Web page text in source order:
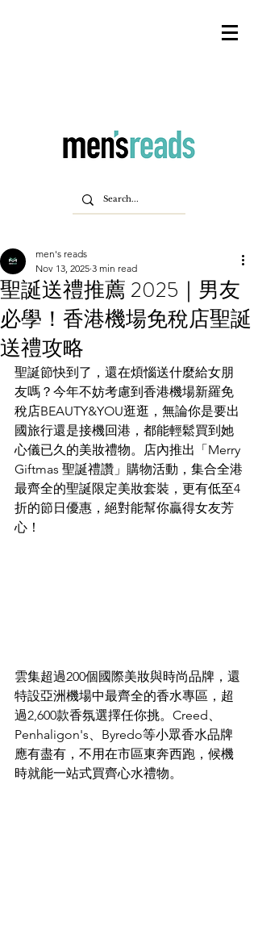
聖誕送禮推薦 2025｜男友
必學！香港機場免稅店聖誕
送禮攻略
men's reads
Nov 13, 2025 3 min read
聖誕節快到了，還在煩惱送什麼給女朋
友嗎？今年不妨考慮到香港機場新羅免
稅店BEAUTY&YOU逛逛，無論你是要出
國旅行還是接機回港，都能輕鬆買到她
心儀已久的美妝禮物。店內推出「Merry
Giftmas 聖誕禮讚」購物活動，集合全港
最齊全的聖誕限定美妝套裝，更有低至4
折的節日優惠，絕對能幫你贏得女友芳
心！
雲集超過200個國際美妝與時尚品牌，還
特設亞洲機場中最齊全的香水專區，超
過2,600款香氛選擇任你挑。Creed、
Penhaligon's、Byredo等小眾香水品牌
應有盡有，不用在市區東奔西跑，候機
時就能一站式買齊心水禮物。​